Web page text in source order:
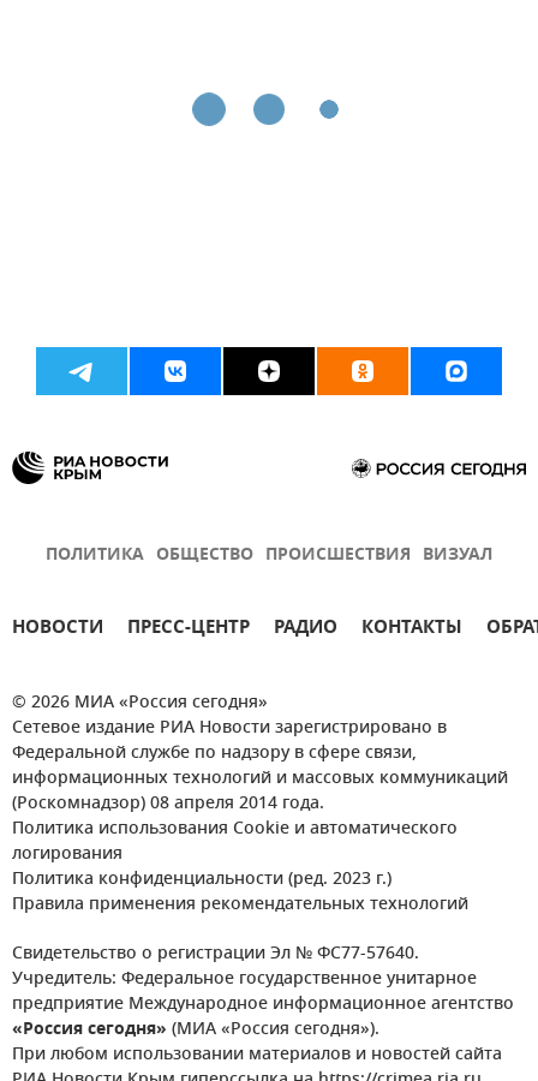
ПОЛИТИКА ОБЩЕСТВО ПРОИСШЕСТВИЯ ВИЗУАЛ
НОВОСТИ ПРЕСС-ЦЕНТР РАДИО КОНТАКТЫ
© 2026 МИА «Россия сегодня»
Сетевое издание РИА Новости зарегистрировано в
Федеральной службе по надзору в сфере связи,
информационных технологий и массовых коммуникаций
(Роскомнадзор) 08 апреля 2014 года.
Политика использования Cookie и автоматического
логирования
Политика конфиденциальности (ред. 2023 г.)
Правила применения рекомендательных технологий
Свидетельство о регистрации Эл № ФС77-57640.
Учредитель: Федеральное государственное унитарное
предприятие Международное информационное агентство
«Россия сегодня» (МИА «Россия сегодня»).
При любом использовании материалов и новостей сайта